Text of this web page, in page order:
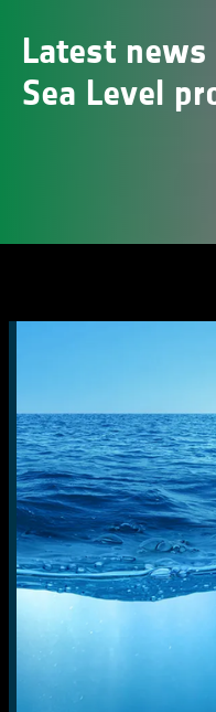
Latest
Sea Level